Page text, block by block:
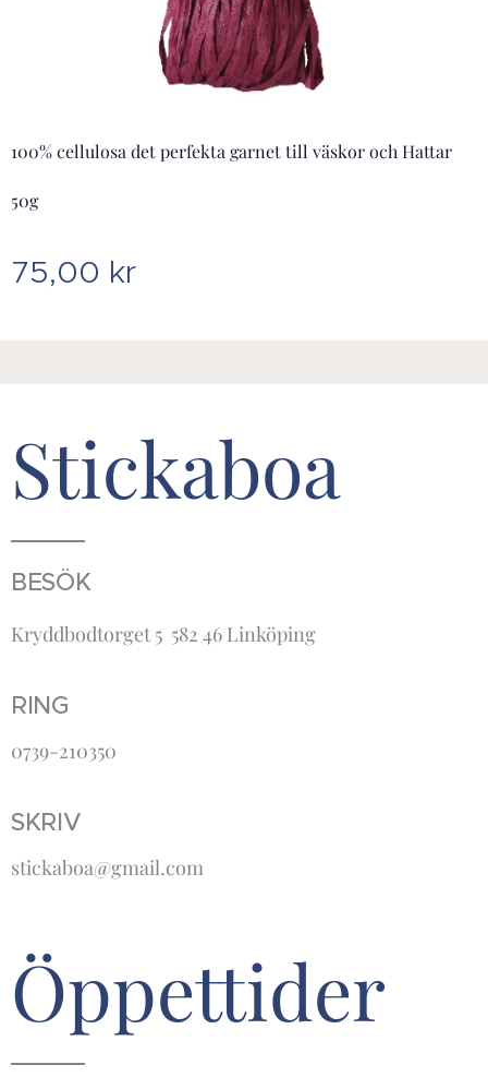
100% cellulosa det perfekta garnet till väskor och Hattar
50g
75,00 kr
Stickaboa
BESÖK
Kryddbodtorget 5 582 46 Linköping
RING
0739-210350
SKRIV
stickaboa@gmail.com
Öppettider